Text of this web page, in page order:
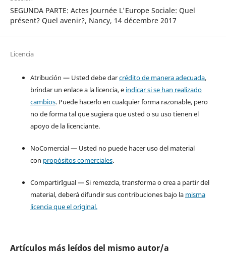
SEGUNDA PARTE: Actes Journée L'Europe Sociale: Quel
présent? Quel avenir?, Nancy, 14 décembre 2017
Licencia
Atribución — Usted debe darcrédito de manera adecuada,
brindar un enlace a la licencia, e indicar si se han realizado
cambios. Puede hacerlo en cualquier forma razonable, pero
no de forma tal que sugiera que usted o su uso tienen el
apoyo de la licenciante.
NoComercial — Usted no puede hacer uso del material
con propósitos comerciales.
CompartirIgual — Si remezcla, transforma o crea a partir del
material, deberá difundir sus contribuciones bajo la misma
licencia que el original.
Artículos más leídos del mismo autor/a